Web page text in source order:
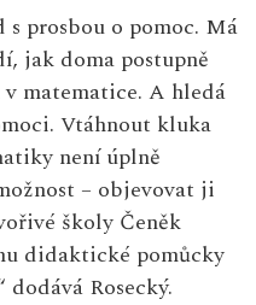
s prosbou o pomoc. Má
jak doma postupně
matematice. A hledá
Vtáhnout kluka
není úplně
– objevovat ji
školy Čeněk
didaktické pomůcky
Rosecký.